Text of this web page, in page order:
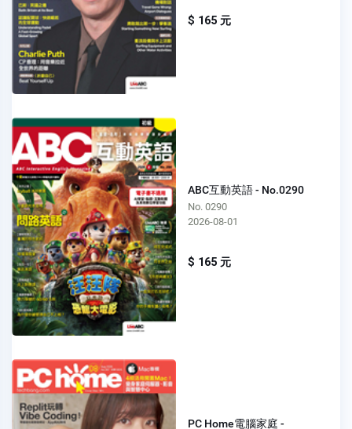
$ 165 元
ABC互動英語 - No.0290
No. 0290
2026-08-01
$ 165 元
PC Home電腦家庭 -